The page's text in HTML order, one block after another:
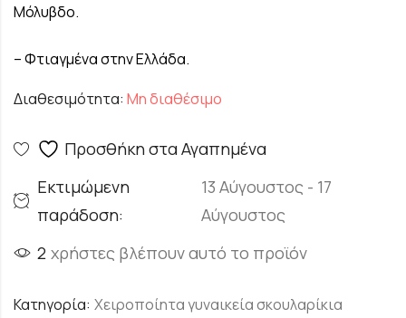
Μόλυβδο.
– Φτιαγμένα στην Ελλάδα.
Διαθεσιμότητα: Μη διαθέσιμο
Προσθήκη στα Αγαπημένα
Εκτιμώμενη
παράδοση:
13 Αύγουστος - 17
Αύγουστος
2 χρήστες βλέπουν αυτό το προϊόν
Κατηγορία: Χειροποίητα γυναικεία σκουλαρίκια